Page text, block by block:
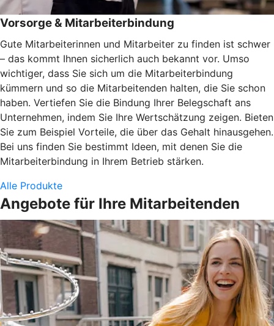
Vorsorge & Mitarbeiterbindung
Gute Mitarbeiterinnen und Mitarbeiter zu finden ist schwer
– das kommt Ihnen sicherlich auch bekannt vor. Umso
wichtiger, dass Sie sich um die Mitarbeiterbindung
kümmern und so die Mitarbeitenden halten, die Sie schon
haben. Vertiefen Sie die Bindung Ihrer Belegschaft ans
Unternehmen, indem Sie Ihre Wertschätzung zeigen. Bieten
Sie zum Beispiel Vorteile, die über das Gehalt hinausgehen.
Bei uns finden Sie bestimmt Ideen, mit denen Sie die
Mitarbeiterbindung in Ihrem Betrieb stärken.
Alle Produkte
Angebote für Ihre Mitarbeitenden